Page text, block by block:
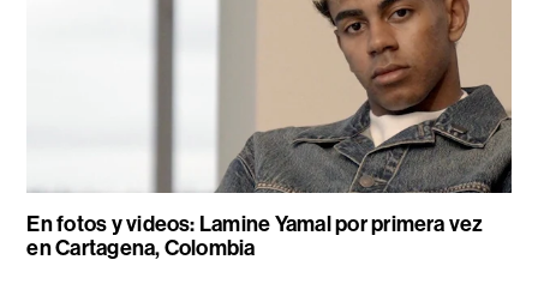
En fotos y videos: Lamine Yamal por primera vez
en Cartagena, Colombia